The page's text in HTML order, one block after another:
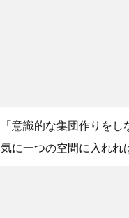
「意識的な集団作りを
気に一つの空間に入れれ